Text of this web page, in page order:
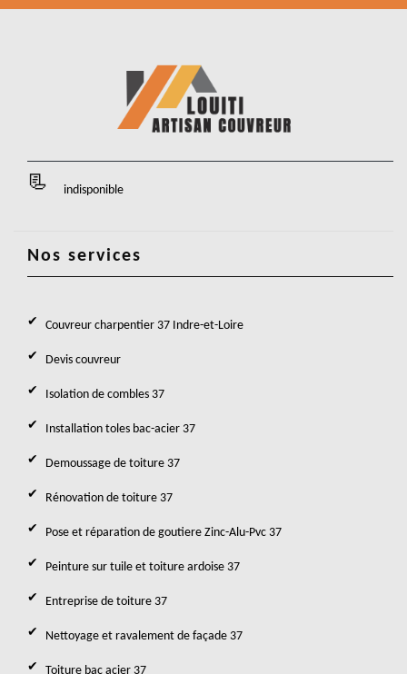
indisponible
Nos services
Couvreur charpentier 37 Indre-et-Loire
Devis couvreur
Isolation de combles 37
Installation toles bac-acier 37
Demoussage de toiture 37
Rénovation de toiture 37
Pose et réparation de goutiere Zinc-Alu-Pvc 37
Peinture sur tuile et toiture ardoise 37
Entreprise de toiture 37
Nettoyage et ravalement de façade 37
Toiture bac acier 37